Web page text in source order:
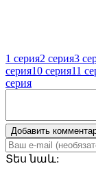
1 серия2 серия3
серия10 серия11
серия
Добавить
Տեսնաև: